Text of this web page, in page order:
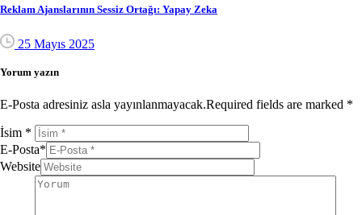
Reklam Ajanslarının Sessiz Ortağı: Yapay Zeka
25 Mayıs 2025
Yorum yazın
E-Posta adresiniz asla yayınlanmayacak.Required fields are marked *
İsim *
E-Posta*
Website